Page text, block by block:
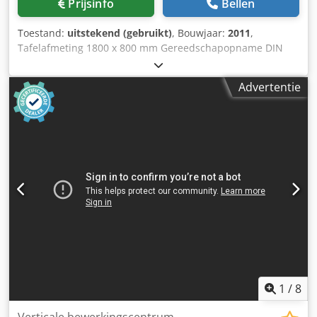
infrarood werkstukvoeler • Heidenhain TT 160
Japan) • Gereedschapskoeling met perslucht, 5 bar •
Koelvloeistof-oliescheider Technical Specification Taper
Prijsinfo Bellen
Toestand: uitstekend (gebruikt), Bouwjaar: 2011,
Tafelafmeting 1800 x 800 mm Gereedschapopname DIN
69871 ISO 40 Verplaatsingen X-as 1615 mm Y-as 815 mm Z-
as 725 mm Tafeldraagvermogen 2000 kg Toerentalbereik 0
- 10.000 toeren/min. Voeding tot 10 m/min Snelle
verplaatsing 24 m/min Benodigde ruimte B x D x H ca. 5400
x 4550 x 3120 mm Aandrijvingsvermogen 15 / 18,5 kW
gereedschapswisselaar • Scharnierende spaanafvoer •
Koelmiddelsysteem • CE-conform Siegfried Volz
Werkzeugmaschinen Rüschebrinkstr. 151-153 DE - 44143
Advertentie
1 /8